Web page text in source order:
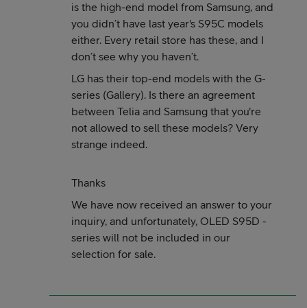
is the high-end model from Samsung, and
you didn’t have last year's S95C models
either. Every retail store has these, and I
don’t see why you haven’t.
LG has their top-end models with the G-
series (Gallery). Is there an agreement
between Telia and Samsung that you're
not allowed to sell these models? Very
strange indeed.
Thanks
We have now received an answer to your
inquiry, and unfortunately, OLED S95D -
series will not be included in our
selection for sale.